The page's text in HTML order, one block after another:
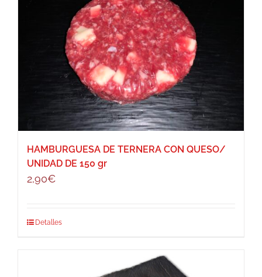
HAMBURGUESA DE TERNERA CON QUESO/
UNIDAD DE 150 gr
2,90€
Detalles